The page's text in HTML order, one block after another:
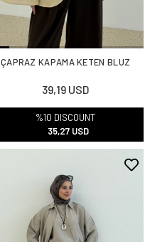
ÇAPRAZ KAPAMA KETEN BLUZ
39,19 USD
%10 DISCOUNT
35,27 USD